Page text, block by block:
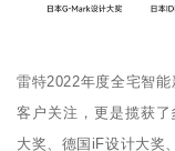
雷特2022年度全宅智
客户关注，更是揽获
大奖、德国iF设计大奖